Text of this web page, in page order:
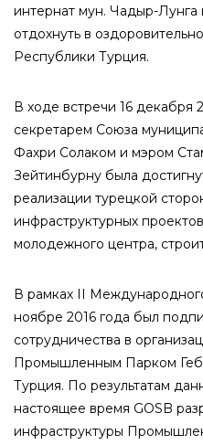
интернат мун. Чадыр-Лунга
отдохнуть в
Республики Турция.
В ходе встречи 16 декабря
секретарем Союза
Фахри Солаком и мэром
Зейтинбурну была
реализации турецкой
инфраструктурных
молодежного центра,
В рамках II
ноябре 2016 года был
сотрудничества в
Промышленным Парком
Турция. По результатам
настоящее время GOSB
инфраструктуры